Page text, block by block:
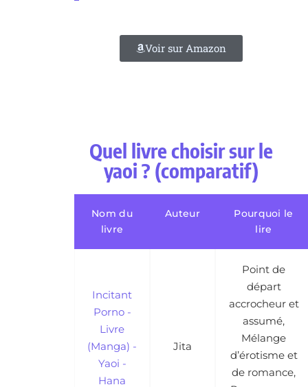
Voir sur Amazon
Quel livre choisir sur le
yaoi ? (comparatif)
Nom du
livre
Auteur
Pourquoi le
lire
Incitant
Porno -
Livre
(Manga) -
Yaoi -
Hana
Jita
Point de
départ
accrocheur et
assumé,
Mélange
d’érotisme et
de romance,